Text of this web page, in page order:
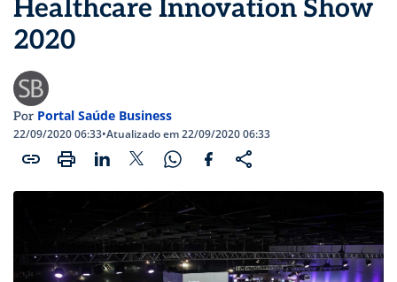
Healthcare Innovation Show
2020
Por Portal Saúde Business
22/09/2020 06:33•Atualizado em 22/09/2020 06:33